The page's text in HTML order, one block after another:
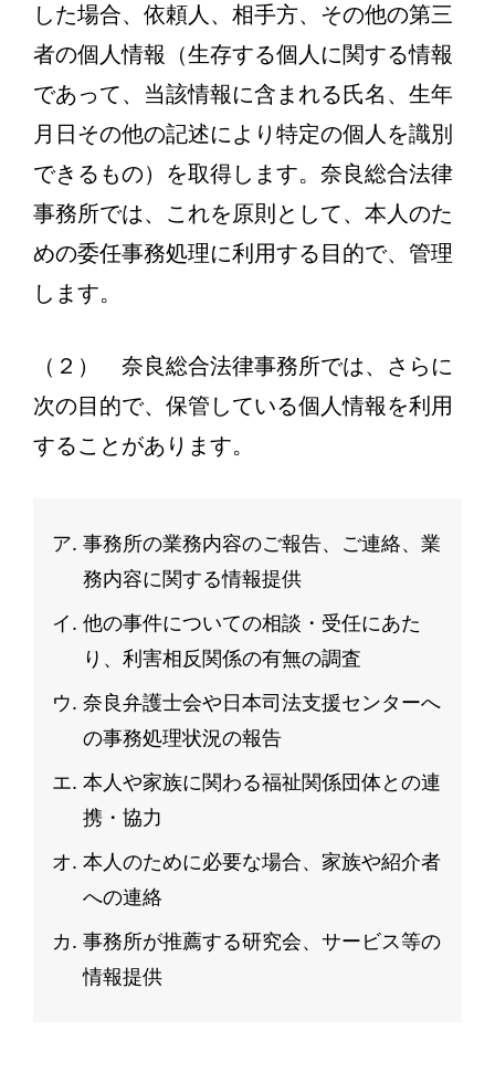
した場合、依頼人、相手方、その他の第三
者の個人情報（生存する個人に関する情報
であって、当該情報に含まれる氏名、生年
月日その他の記述により特定の個人を識別
できるもの）を取得します。奈良総合法律
事務所では、これを原則として、本人のた
めの委任事務処理に利用する目的で、管理
します。
（２） 奈良総合法律事務所では、さらに
次の目的で、保管している個人情報を利用
することがあります。
事務所の業務内容のご報告、ご連絡、業
務内容に関する情報提供
他の事件についての相談・受任にあた
り、利害相反関係の有無の調査
奈良弁護士会や日本司法支援センターへ
の事務処理状況の報告
本人や家族に関わる福祉関係団体との連
携・協力
本人のために必要な場合、家族や紹介者
への連絡
事務所が推薦する研究会、サービス等の
情報提供